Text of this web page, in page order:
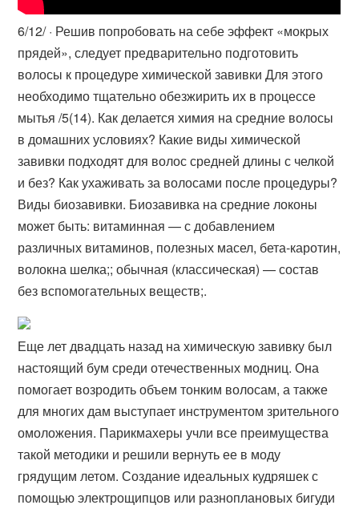
6/12/ · Решив попробовать на себе эффект «мокрых
прядей», следует предварительно подготовить
волосы к процедуре химической завивки Для этого
необходимо тщательно обезжирить их в процессе
мытья /5(14). Как делается химия на средние волосы
в домашних условиях? Какие виды химической
завивки подходят для волос средней длины с челкой
и без? Как ухаживать за волосами после процедуры?
Виды биозавивки. Биозавивка на средние локоны
может быть: витаминная — с добавлением
различных витаминов, полезных масел, бета-каротин,
волокна шелка;; обычная (классическая) — состав
без вспомогательных веществ;.
Еще лет двадцать назад на химическую завивку был
настоящий бум среди отечественных модниц. Она
помогает возродить объем тонким волосам, а также
для многих дам выступает инструментом зрительного
омоложения. Парикмахеры учли все преимущества
такой методики и решили вернуть ее в моду
грядущим летом. Создание идеальных кудряшек с
помощью электрощипцов или разноплановых бигуди